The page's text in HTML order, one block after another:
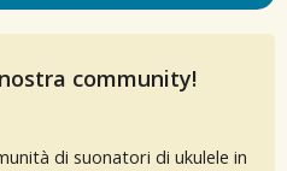
community!
di suonatori di ukulele in